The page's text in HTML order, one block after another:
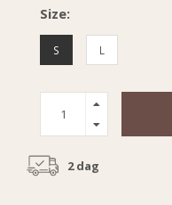
Size:
S L
2 dag